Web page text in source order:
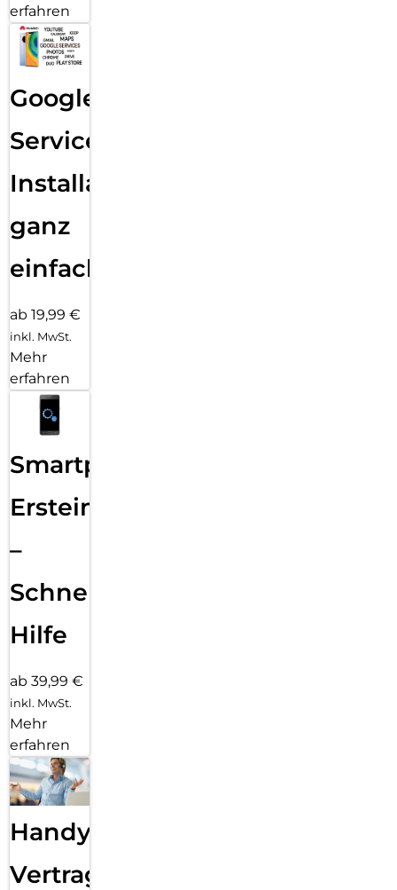
erfahren
Google
Services
Installation
ganz
einfach
ab 19,99 €
inkl. MwSt.
Mehr
erfahren
Smartphone
Ersteinrichtung
–
Schnelle
Hilfe
ab 39,99 €
inkl. MwSt.
Mehr
erfahren
Handy
Vertragsabwicklung